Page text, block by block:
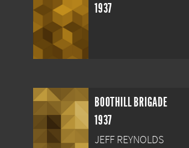
1937
BOOTHILL BRIGADE
1937
JEFF REYNOLDS